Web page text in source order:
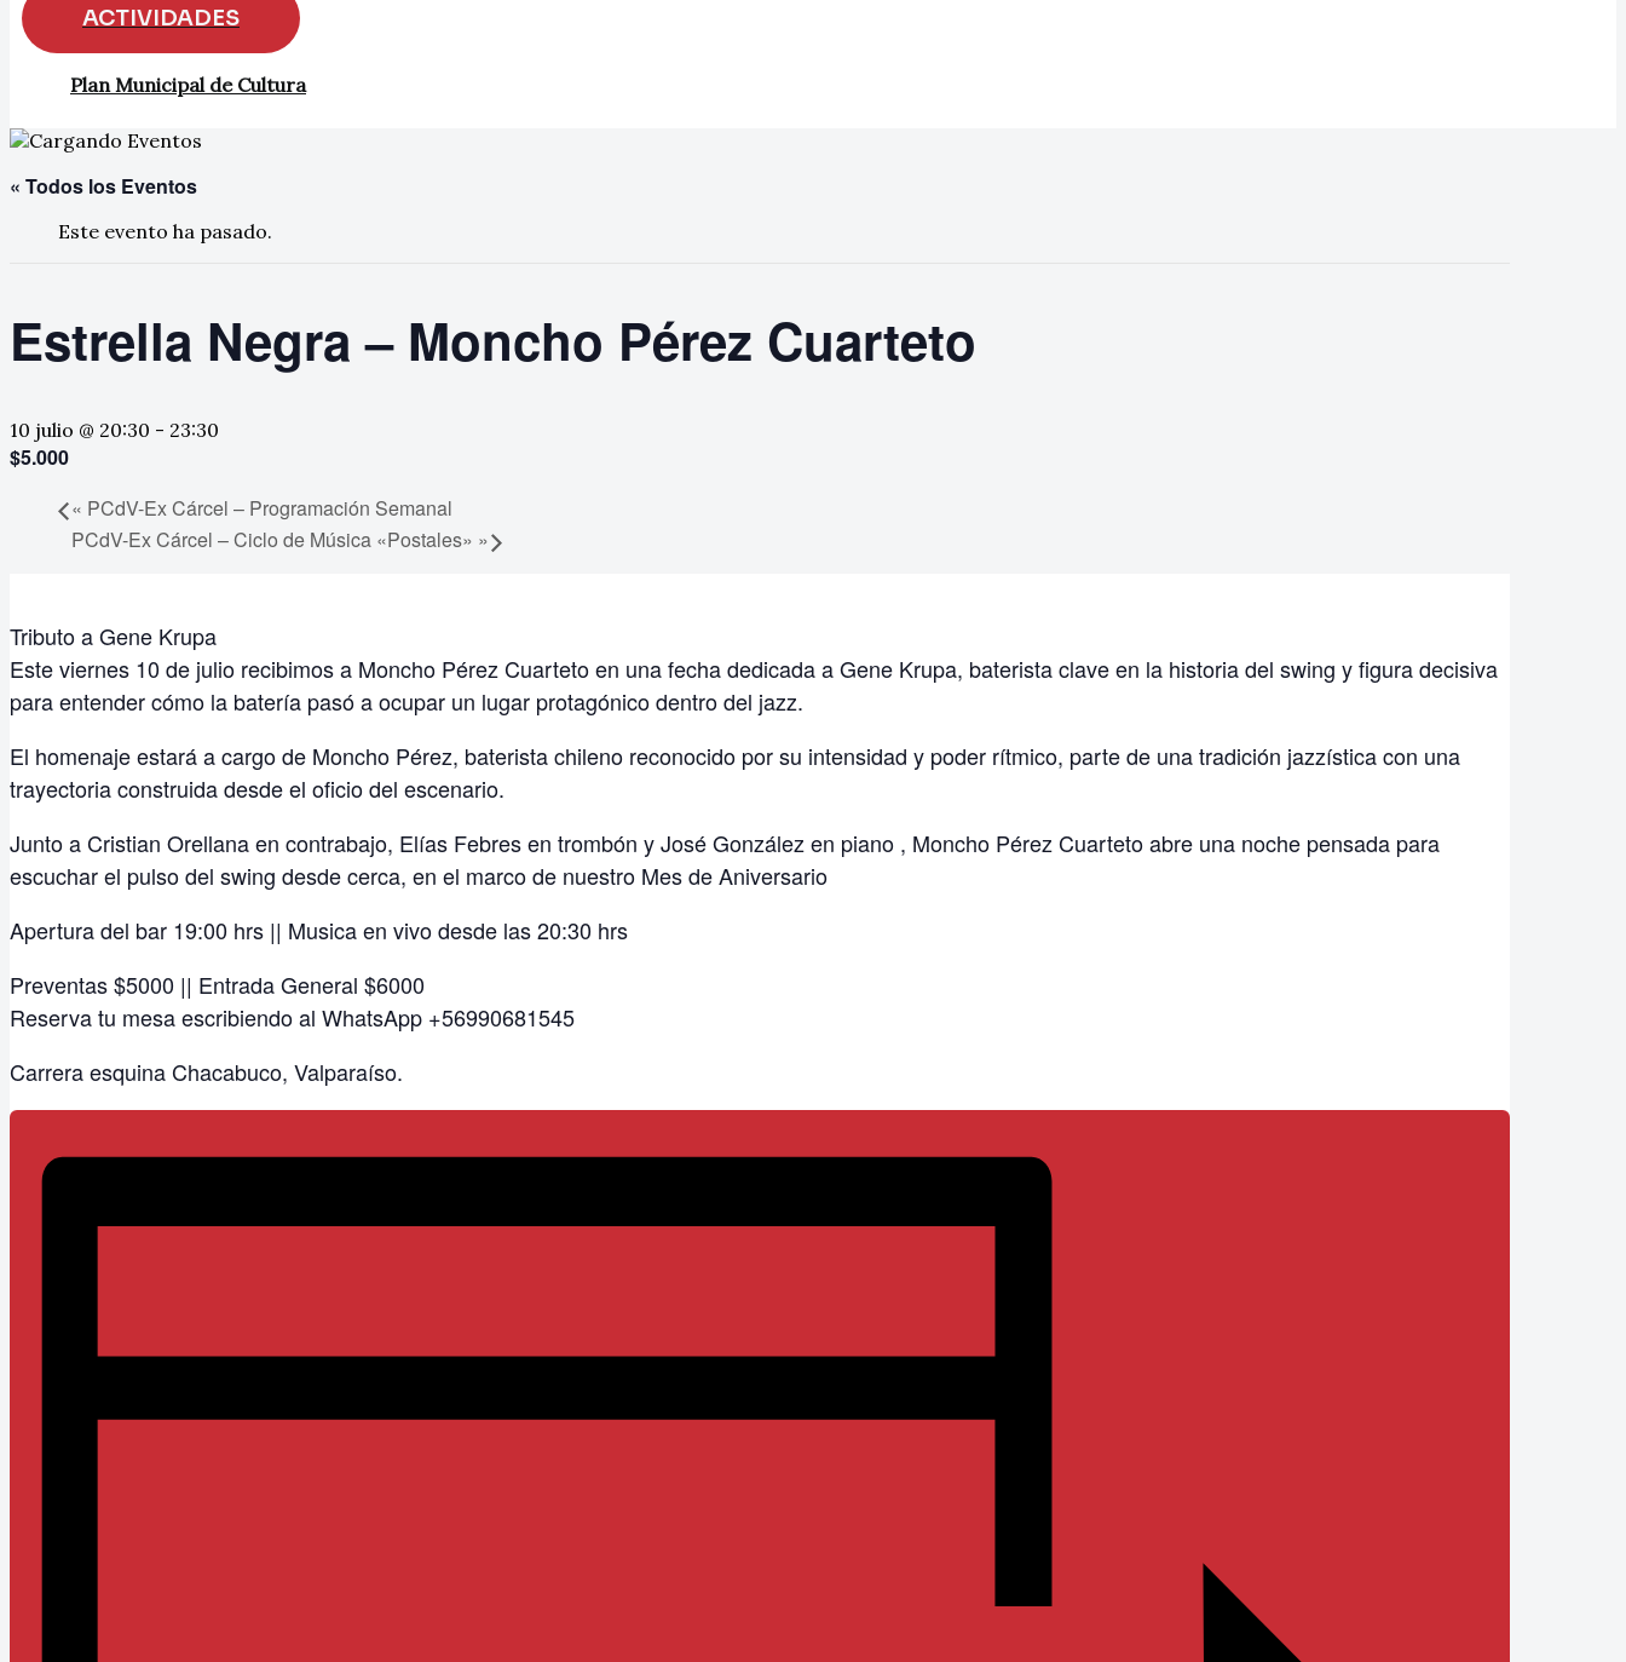
ACTIVIDADES
Plan Municipal de Cultura
« Todos los Eventos
Este evento ha pasado.
Estrella Negra – Moncho Pérez Cuarteto
10 julio @ 20:30 - 23:30
$5.000
« PCdV-Ex Cárcel – Programación Semanal
PCdV-Ex Cárcel – Ciclo de Música «Postales» »
Tributo a Gene Krupa
Este viernes 10 de julio recibimos a Moncho Pérez Cuarteto en una fecha dedicada a Gene Krupa, baterista clave en la historia del swing y figura decisiva
para entender cómo la batería pasó a ocupar un lugar protagónico dentro del jazz.
El homenaje estará a cargo de Moncho Pérez, baterista chileno reconocido por su intensidad y poder rítmico, parte de una tradición jazzística con una
trayectoria construida desde el oficio del escenario.
Junto a Cristian Orellana en contrabajo, Elías Febres en trombón y José González en piano , Moncho Pérez Cuarteto abre una noche pensada para
escuchar el pulso del swing desde cerca, en el marco de nuestro Mes de Aniversario
Apertura del bar 19:00 hrs || Musica en vivo desde las 20:30 hrs
Preventas $5000 || Entrada General $6000
Reserva tu mesa escribiendo al WhatsApp +56990681545
Carrera esquina Chacabuco, Valparaíso.